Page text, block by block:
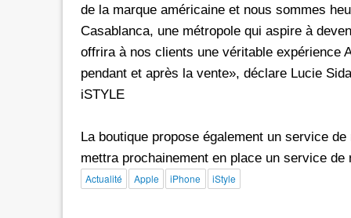
de la marque américaine et nous sommes
Casablanca, une métropole qui aspire à
offrira à nos clients une véritable expérience
pendant et après la vente», déclare Lucie
iSTYLE
La boutique propose également un service
mettra prochainement en place un service de
Actualité Apple iPhone iStyle